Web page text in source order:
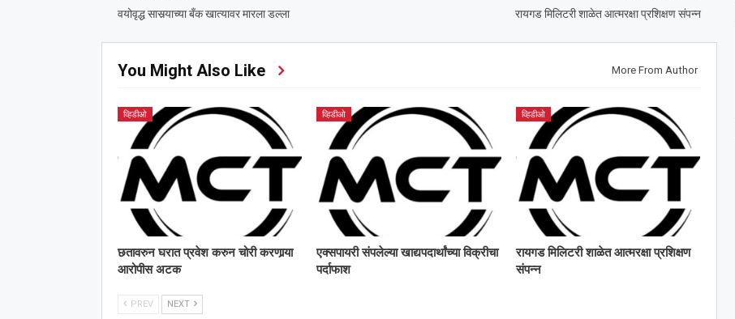
वयोवृद्ध सासर्‍याच्या बँक खात्यावर मारला डल्ला रायगड मिलिटरी शाळेत आत्मरक्षा प्रशिक्षण संपन्न
You Might Also Like More From Author
व्हिडीओ
छतावरुन घरात प्रवेश करुन चोरी करणार्‍या
आरोपीस अटक
व्हिडीओ
एक्सपायरी संपलेल्या खाद्यपदार्थांच्या विक्रीचा
पर्दाफाश
व्हिडीओ
रायगड मिलिटरी शाळेत आत्मरक्षा प्रशिक्षण
संपन्न
PREV NEXT